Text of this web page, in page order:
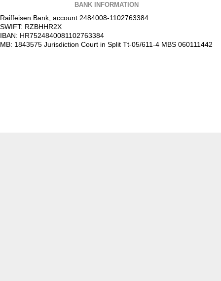
BANK INFORMATION
Raiffeisen Bank, account 2484008-1102763384
SWIFT: RZBHHR2X
IBAN: HR7524840081102763384
MB: 1843575 Jurisdiction Court in Split Tt-05/611-4 MBS 060111442